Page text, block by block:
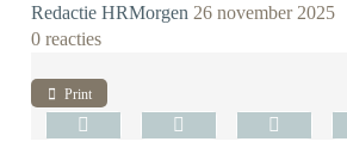
Redactie HRMorgen 26 november 2025
0 reacties
Print